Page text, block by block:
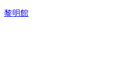
黎明館